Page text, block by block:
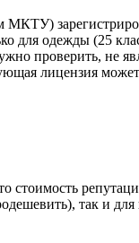
для одежды (25
проверить, не
лицензия
так и